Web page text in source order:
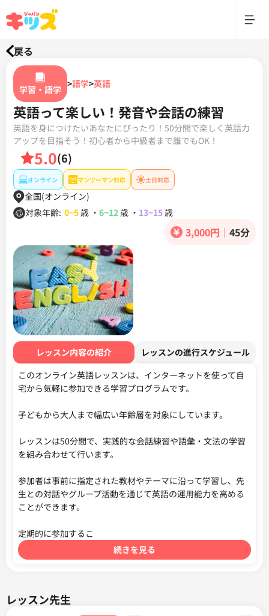
戻る
学習・語学 >語学>英語
英語って楽しい！発音や会話の練習
英語を身につけたいあなたにぴったり！50分間で楽しく英語力
アップを目指そう！初心者から中級者まで誰でもOK！
5.0(6)
オンライン マンツーマン対応 土日対応
全国(オンライン)
対象年齢: 0~5歳 ・ 6~12歳 ・ 13~15歳
3,000円 ｜ 45分
レッスン内容の紹介
レッスンの進行スケジュール
このオンライン英語レッスンは、インターネットを使って自
宅から気軽に参加できる学習プログラムです。
子どもから大人まで幅広い年齢層を対象にしています。
レッスンは50分間で、実践的な会話練習や語彙・文法の学習
を組み合わせて行います。
参加者は事前に指定された教材やテーマに沿って学習し、先
生との対話やグループ活動を通じて英語の運用能力を高める
ことができます。
定期的に参加するこ
続きを見る
レッスン先生